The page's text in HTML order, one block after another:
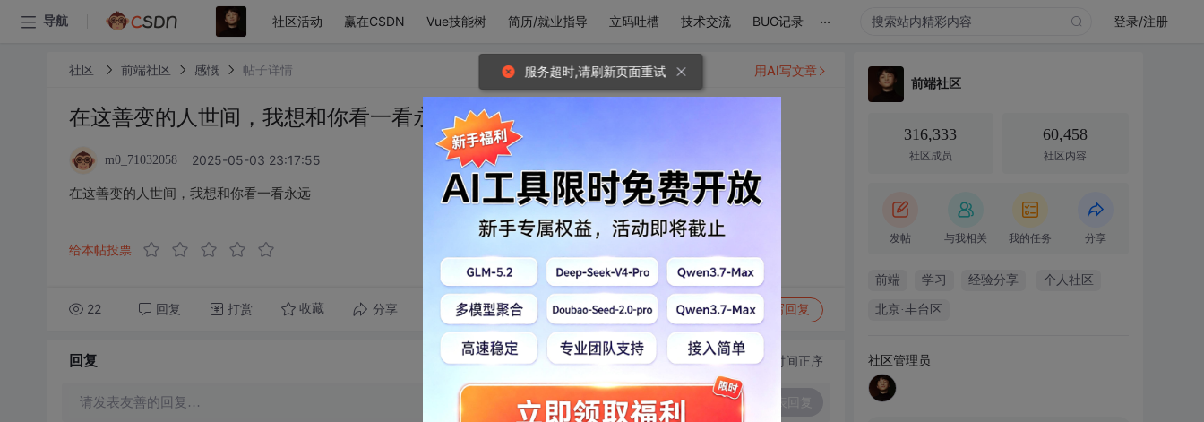
导航 社区活动 赢在CSDN Vue技能树 简历/就业指导 立码吐槽 技术交流 BUG记录 ... 登录/注册
社区 前端社区 感慨 帖子详情
在这善变的人世间，我想和你看一看永远
m0_71032058 2025-05-03 23:17:55
在这善变的人世间，我想和你看一看永远
给本帖投票
22 回复 打赏 收藏 分享 转发到动态 举报 写回复
用AI写文章
回复 切换为时间正序
请发表友善的回复…
前端社区
316,333
社区成员
60,458
社区内容
发帖 与我相关 我的任务 分享
前端 学习 经验分享 个人社区
北京·丰台区
社区管理员
服务超时,请刷新页面重试